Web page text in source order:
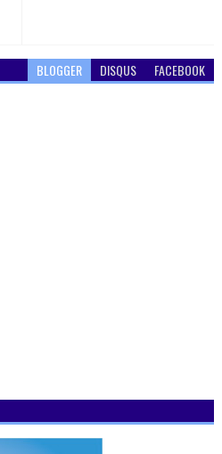
BLOGGER DISQUS FACEBOOK